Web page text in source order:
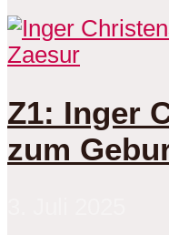
Zaesur
Z1: Inger
zum